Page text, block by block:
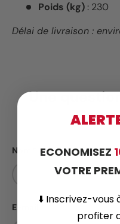
Poids (kg) : 230
Délai de livraison :
Une
Nom
E-mail
ECONOMISEZ
VOTRE
⬇️ Inscrivez-vous
profiter